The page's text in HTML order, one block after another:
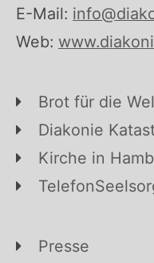
E-Mail:
Web:
Brot für die
Diakonie
Kirche in
Presse